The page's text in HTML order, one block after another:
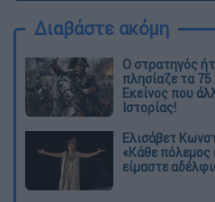
Διαβάστε ακόμη
O στρατηγός
πλησίαζε τα
Εκείνος που
Ιστορίας!
Ελισάβετ
«Κάθε πόλεμος
είμαστε